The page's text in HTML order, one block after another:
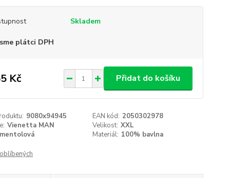
Skladem
plátci DPH
Kč Přidat do košíku
9080x94945 EAN kód: 2050302978
Vienetta MAN Velikost: XXL
mentolová Materiál: 100% bavlna